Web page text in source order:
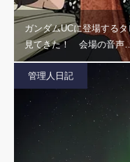
ガンダムUCに登場する
見てきた！ 会場の音声
管理人日記